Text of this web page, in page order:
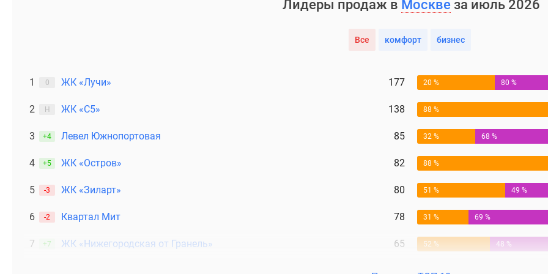
Лидеры продаж в Москве за июль 2026
Все комфорт бизнес
1 0 ЖК «Лучи» 177 20 % 80 %
2 Н ЖК «С5» 138 88 %
3 +4 Левел Южнопортовая 85 32 % 68 %
4 +5 ЖК «Остров» 82 88 %
5 -3 ЖК «Зиларт» 80 51 % 49 %
6 -2 Квартал Мит 78 31 % 69 %
7 +7 ЖК «Нижегородская от Гранель» 65 52 % 48 %